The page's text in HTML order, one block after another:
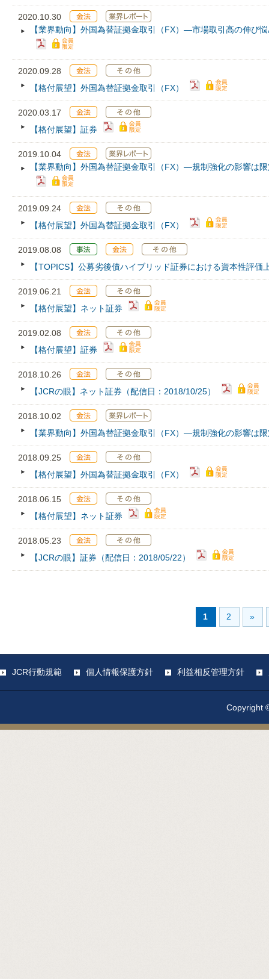
2020.10.30
【業界動向】外国為替証拠金取引（FX）―市場取引高の伸び
2020.09.28
【格付展望】外国為替証拠金取引（FX）
2020.03.17
【格付展望】証券
2019.10.04
【業界動向】外国為替証拠金取引（FX）―規制強化の影響は
2019.09.24
【格付展望】外国為替証拠金取引（FX）
2019.08.08
【TOPICS】公募劣後債ハイブリッド証券における資本性評価
2019.06.21
【格付展望】ネット証券
2019.02.08
【格付展望】証券
2018.10.26
【JCRの眼】ネット証券（配信日：2018/10/25）
2018.10.02
【業界動向】外国為替証拠金取引（FX）―規制強化の影響は
2018.09.25
【格付展望】外国為替証拠金取引（FX）
2018.06.15
【格付展望】ネット証券
2018.05.23
【JCRの眼】証券（配信日：2018/05/22）
1 2 »
JCR行動規範 個人情報保護方針 利益相反管理方針
Copyright